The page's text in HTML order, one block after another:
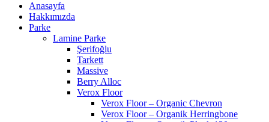
Anasayfa
Hakkımızda
Parke
Lamine Parke
Şerifoğlu
Tarkett
Massive
Berry Alloc
Verox Floor
Verox Floor – Organic Chevron
Verox Floor – Organik Herringbone